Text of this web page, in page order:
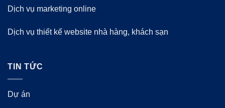
Dịch vụ marketing online
Dịch vụ thiết kế website nhà hàng, khách sạn
TIN TỨC
Dự án